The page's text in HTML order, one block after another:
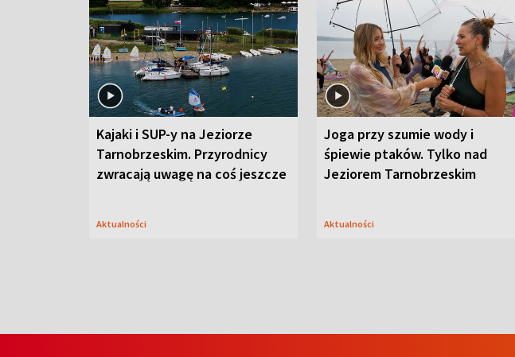
Kajaki i SUP-y na Jeziorze
Tarnobrzeskim. Przyrodnicy
zwracają uwagę na coś jeszcze
Aktualności
Joga przy szumie wody i
śpiewie ptaków. Tylko nad
Jeziorem Tarnobrzeskim
Aktualności